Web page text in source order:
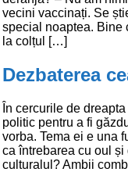
vecini vaccinați. Se
special noaptea. Bine
la colțul […]
Dezbaterea
În cercurile de
politic pentru a fi
vorba. Tema ei e una
ca întrebarea cu oul
culturalul? Ambii